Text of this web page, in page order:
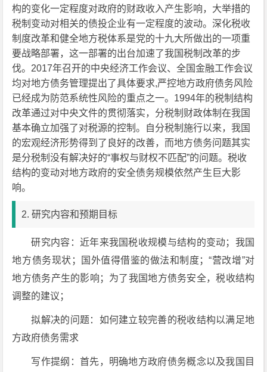
构的变化一定程度对政府的财政收入产生影响，大举措的
税制变动对相关的债投企业有一定程度的波动。深化税收
制度改革和健全地方税体系是党的十九大所做出的一项重
要战略部署，这一部署的出台加速了我国税制改革的步
伐。2017年召开的中央经济工作会议、全国金融工作会议
均对地方债务管理提出了具体要求,严控地方政府债务风险
已经成为防范系统性风险的重点之一。1994年的税制结构
改革通过对中央文件的贯彻落实，分税制财政体制在我国
基本确立加强了对税源的控制。自分税制施行以来，我国
的宏观经济形势得到了良好的改善，而地方债务问题其实
是分税制没有解决好的“事权与财权不匹配”的问题。税收
结构的变动对地方政府的安全债务规模依然产生巨大影
响。
2. 研究内容和预期目标
研究内容：近年来我国税收规模与结构的变动；我国
地方债务现状；国外值得借鉴的做法和制度；“营改增”对
地方债务产生的影响；为了我国地方债务安全，税收结构
调整的建议；
拟解决的问题：如何建立较完善的税收结构以满足地
方政府债务需求
写作提纲：首先，明确地方政府债务概念以及我国目